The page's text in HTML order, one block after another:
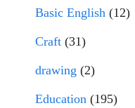
Basic English (12)
Craft (31)
drawing (2)
Education (195)